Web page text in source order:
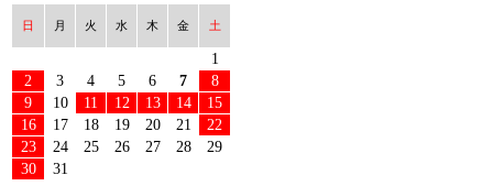
日 月 火 水 木 金 土
1
2
3 4 5 6 7
8
9
10 11 12 13 14
15
16
17 18 19 20 21
22
23
24 25 26 27 28
29
30
31